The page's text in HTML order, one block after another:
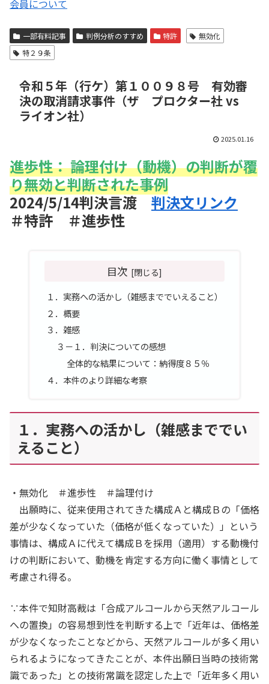
会員について
一部有料記事 判例分析のすすめ 特許
無効化
特２９条
令和５年（行ケ）第１００９８号 有効審
決の取消請求事件（ザ プロクター社 vs
ライオン社）
2025.01.16
進歩性： 論理付け（動機）の判断が覆
り無効と判断された事例
2024/5/14判決言渡 判決文リンク
＃特許 ＃進歩性
目次
１．実務への活かし（雑感まででいえること）
２．概要
３．雑感
３－１．判決についての感想
全体的な結果について：納得度８５％
４．本件のより詳細な考察
１．実務への活かし（雑感まででい
えること）
・無効化 ＃進歩性 ＃論理付け
出願時に、従来使用されてきた構成Ａと構成Ｂの「価格
差が少なくなっていた（価格が低くなっていた）」という
事情は、構成Ａに代えて構成Ｂを採用（適用）する動機付
けの判断において、動機を肯定する方向に働く事情として
考慮され得る。
∵本件で知財高裁は「合成アルコールから天然アルコール
への置換」の容易想到性を判断する上で「近年は、価格差
が少なくなったことなどから、天然アルコールが多く用い
られるようになってきたことが、本件出願日当時の技術常
識であった」との技術常識を認定した上で「近年多く用い